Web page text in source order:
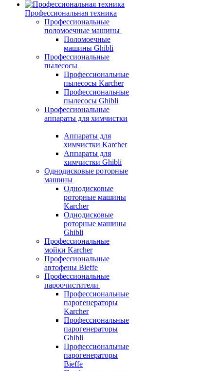
Профессиональная техника
Профессиональные
поломоечные машины
Поломоечные
машины Ghibli
Профессиональные
пылесосы
Профессиональные
пылесосы Karcher
Профессиональные
пылесосы Ghibli
Профессиональные
аппараты для химчистки
Аппараты для
химчистки Karcher
Аппараты для
химчистки Ghibli
Однодисковые роторные
машины
Однодисковые
роторные машины
Karcher
Однодисковые
роторные машины
Ghibli
Профессиональные
мойки Karcher
Профессиональные
автофены Bieffe
Профессиональные
пароочистители
Профессиональные
парогенераторы
Karcher
Профессиональные
парогенераторы
Ghibli
Профессиональные
парогенераторы
Bieffe